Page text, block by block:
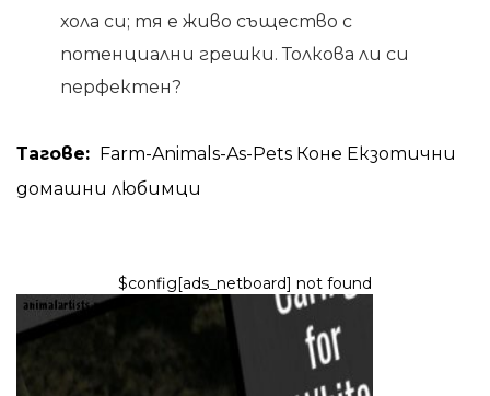
хола си; тя е живо същество с
потенциални грешки. Толкова ли си
перфектен?
Тагове: Farm-Animals-As-Pets Коне Екзотични
домашни любимци
$config[ads_netboard] not found